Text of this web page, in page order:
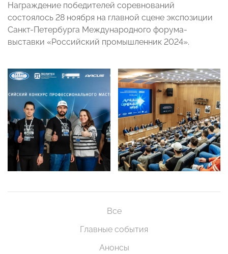
Награждение победителей соревнований
состоялось 28 ноября на главной сцене экспозиции
Санкт-Петербурга Международного форума-
выставки «Российский промышленник 2024».
Все
Главные события
Анонсы